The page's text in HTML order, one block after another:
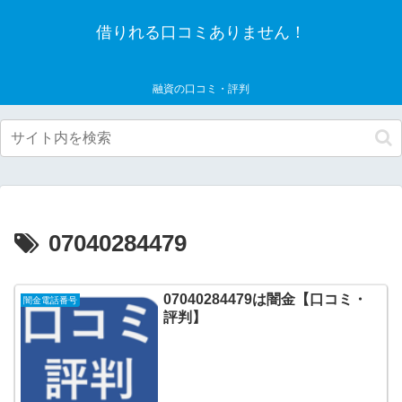
借りれる口コミありません！
融資の口コミ・評判
07040284479
闇金電話番号
07040284479は闇金【口コミ・
評判】